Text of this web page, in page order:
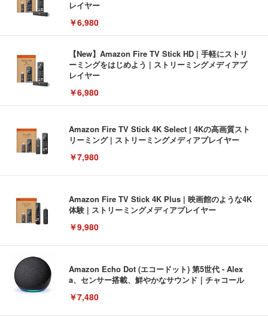
レイヤー
￥6,980
【New】Amazon Fire TV Stick HD | 手軽にストリ
ーミングをはじめよう | ストリーミングメディアプ
レイヤー
￥6,980
Amazon Fire TV Stick 4K Select | 4Kの高画質スト
リーミング | ストリーミングメディアプレイヤー
￥7,980
Amazon Fire TV Stick 4K Plus | 映画館のような4K
体験 | ストリーミングメディアプレイヤー
￥9,980
Amazon Echo Dot (エコードット) 第5世代 - Alex
a、センサー搭載、鮮やかなサウンド｜チャコール
￥7,480